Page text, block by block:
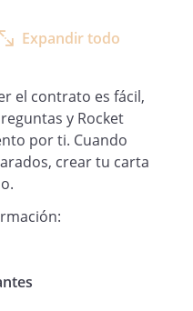
un saludo
Expandir todo
el contrato es fácil,
y Rocket
por ti. Cuando
crear tu carta